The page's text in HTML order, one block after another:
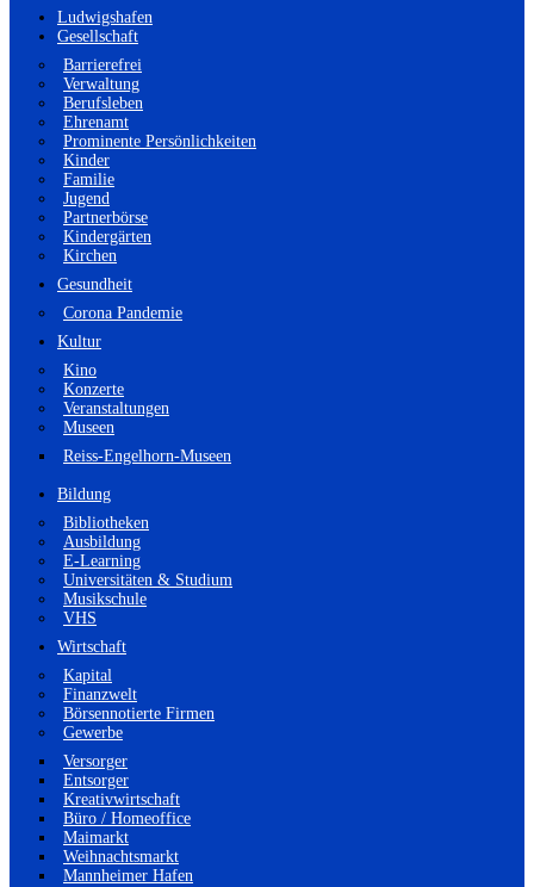
Ludwigshafen
Gesellschaft
Barrierefrei
Verwaltung
Berufsleben
Ehrenamt
Prominente Persönlichkeiten
Kinder
Familie
Jugend
Partnerbörse
Kindergärten
Kirchen
Gesundheit
Corona Pandemie
Kultur
Kino
Konzerte
Veranstaltungen
Museen
Reiss-Engelhorn-Museen
Bildung
Bibliotheken
Ausbildung
E-Learning
Universitäten & Studium
Musikschule
VHS
Wirtschaft
Kapital
Finanzwelt
Börsennotierte Firmen
Gewerbe
Versorger
Entsorger
Kreativwirtschaft
Büro / Homeoffice
Maimarkt
Weihnachtsmarkt
Mannheimer Hafen